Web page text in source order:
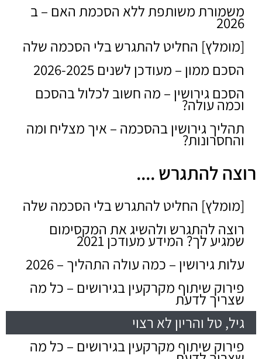
משמורת משותפת ללא הסכמת האם – ב
2026
[מומלץ] החליט להתגרש בלי הסכמה שלה
הסכם ממון – מעודכן לשנים 2026-2025
הסכם גירושין – מה חשוב לכלול בהסכם
וכמה עולה?
תהליך גירושין בהסכמה – איך מצליח ומה
והחסרונות?
רוצה להתגרש ....
[מומלץ] החליט להתגרש בלי הסכמה שלה
רוצה להתגרש ולהשיג את המקסימום
שמגיע לך? המידע מעודכן 2021
עלות גירושין – כמה עולה התהליך – 2026
פירוק שיתוף מקרקעין בגירושים – כל מה
שצריך לדעת
גיל, טל והריון לא רצוי
פירוק שיתוף מקרקעין בגירושים – כל מה